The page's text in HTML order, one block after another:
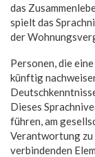
das
spielt das
der
Personen, die
künftig
Dieses
führen, am
Verantwortung zu
verbindenden